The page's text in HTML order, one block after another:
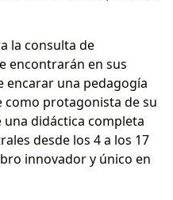
la consulta de
encontrarán en sus
encarar una pedagogía
como protagonista de su
una didáctica completa
desde los 4 a los 17
innovador y único en